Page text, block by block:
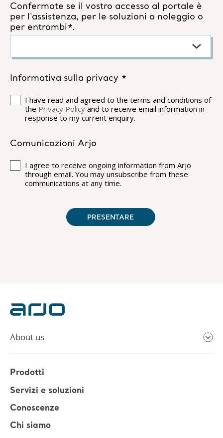
About us
Prodotti
Servizi e soluzioni
Conoscenze
Chi siamo